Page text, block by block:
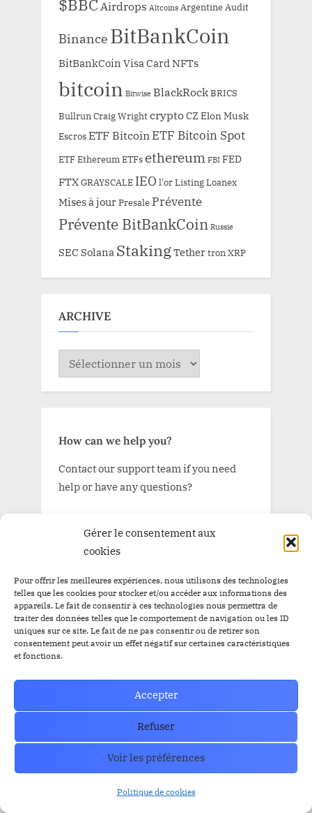
Gérer le consentement aux
cookies
Pour offrir les meilleures expériences, nous utilisons des technologies
telles que les cookies pour stocker et/ou accéder aux informations des
appareils. Le fait de consentir à ces technologies nous permettra de
traiter des données telles que le comportement de navigation ou les ID
uniques sur ce site. Le fait de ne pas consentir ou de retirer son
consentement peut avoir un effet négatif sur certaines caractéristiques
et fonctions.
Accepter
Refuser
Voir les préférences
Politique de cookies
$BBCAirdrops Altcoins Argentine Audit
Binance BitBankCoin
BitBankCoin Visa Card NFTs
bitcoin Bitwise BlackRockBRICS
Bullrun Craig WrightcryptoCZ Elon Musk
EscrosETF Bitcoin ETF Bitcoin Spot
ETF Ethereum ETFs ethereum FBI FED
FTXGRAYSCALE IEO l'orListingLoanex
Mises à jourPresale Prévente
Prévente BitBankCoin Russie
SEC Solana StakingTethertron XRP
ARCHIVE
ARCHIVE
How can we help you?
Contact our support team if you need
help or have any questions?